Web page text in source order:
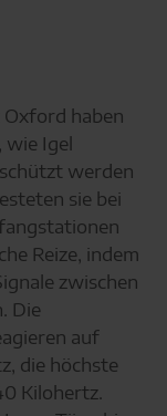
haben
wie Igel
werden
sie bei
Reize, indem
zwischen
Die
auf
die höchste
Kilohertz.